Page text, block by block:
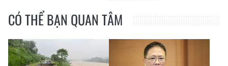
CÓ THỂ BẠN QUAN TÂM